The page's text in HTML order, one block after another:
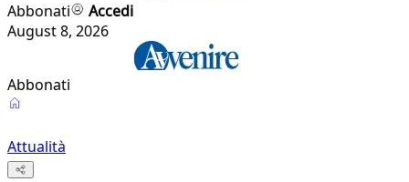
Abbonati
Accedi
August 8, 2026
Abbonati
Attualità